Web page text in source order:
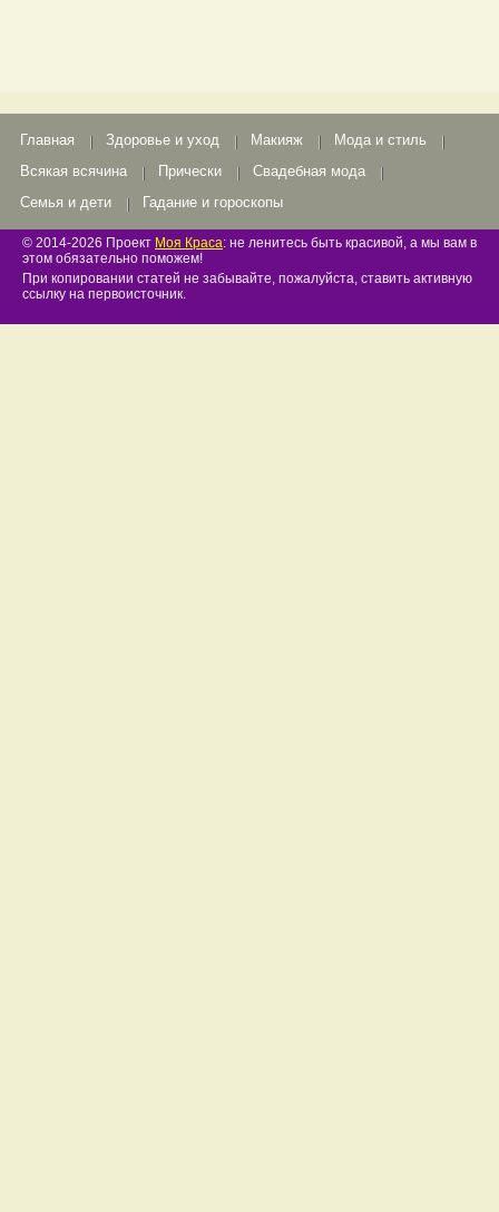
Главная Здоровье и уход Макияж
Мода и стиль
Всякая всячина
Прически
Свадебная мода
Семья и дети
Гадание и гороскопы
© 2014-2026 Проект Моя Краса: не ленитесь быть красивой, а мы вам в
этом обязательно поможем!
При копировании статей не забывайте, пожалуйста, ставить активную
ссылку на первоисточник.